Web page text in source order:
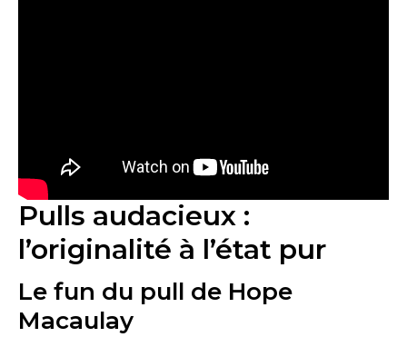
Pulls audacieux :
l’originalité à l’état pur
Le fun du pull de Hope
Macaulay